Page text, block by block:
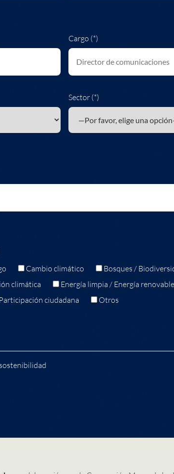
Cargo (*)
Sector (*)
Cambio climático
Bosques /
climática
Energía limpia / Energía renovable
Participación ciudadana Otros